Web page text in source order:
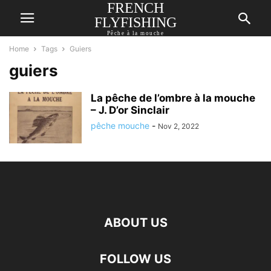
FRENCH
FLYFISHING
Pêche à la mouche
Home Tags Guiers
guiers
La pêche de l’ombre à la mouche
– J. D’or Sinclair
pêche mouche - Nov 2, 2022
ABOUT US
FOLLOW US